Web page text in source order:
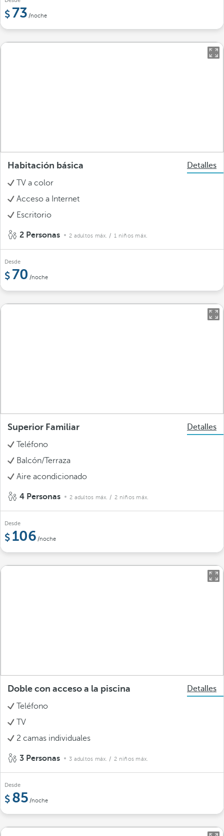
73 /noche
Habitación básica
Detalles
TV a color
Acceso a Internet
Escritorio
2 Personas 2 adultos máx. / 1 niños máx.
Desde
70 /noche
Superior Familiar
Detalles
Teléfono
Balcón/Terraza
Aire acondicionado
4 Personas 2 adultos máx. / 2 niños máx.
Desde
106 /noche
Doble con acceso a la piscina
Detalles
Teléfono
TV
2 camas individuales
3 Personas 3 adultos máx. / 2 niños máx.
Desde
85 /noche